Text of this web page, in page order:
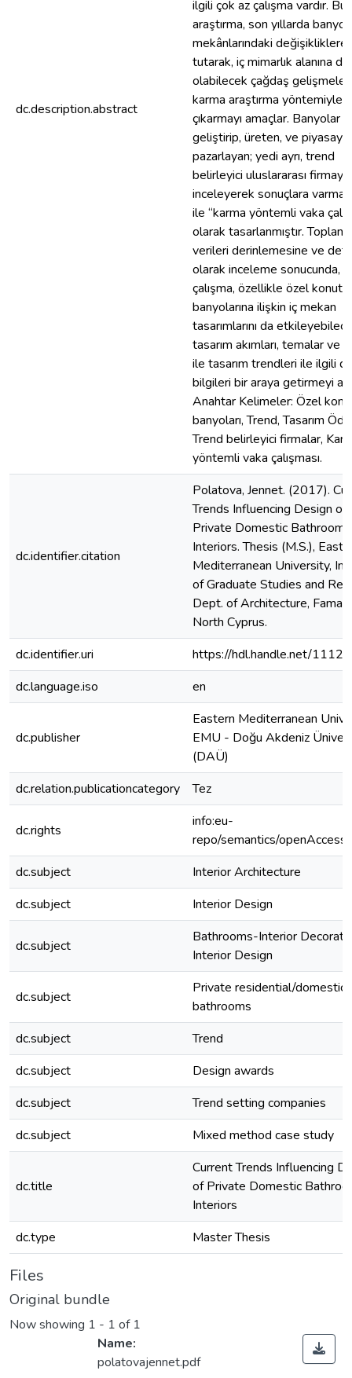
dc.description.abstract
ilgili çok az çalışma vardır. Bu
araştırma, son yıllarda banyo
mekânlarındaki değişikliklere
tutarak, iç mimarlık alanına
olabilecek çağdaş gelişmeleri
karma araştırma yöntemiyle
çıkarmayı amaçlar. Banyolar
geliştirip, üreten, ve piyasaya
pazarlayan; yedi ayrı, trend
belirleyici uluslararası firmayı
inceleyerek sonuçlara varma
ile “karma yöntemli vaka
olarak tasarlanmıştır.
verileri derinlemesine ve
olarak inceleme sonucunda,
çalışma, özellikle özel konut
banyolarına ilişkin iç mekan
tasarımlarını da
tasarım akımları, temalar ve
ile tasarım trendleri ile ilgili
bilgileri bir araya getirmeyi
Anahtar Kelimeler: Özel
banyoları, Trend, Tasarım
Trend belirleyici firmalar,
yöntemli vaka çalışması.
dc.identifier.citation
Polatova, Jennet. (2017).
Trends Influencing Design of
Private Domestic Bathroom
Interiors. Thesis (M.S.),
Mediterranean University,
of Graduate Studies and
Dept. of Architecture,
North Cyprus.
dc.identifier.uri
https://hdl.handle.net/
dc.language.iso
en
dc.publisher
Eastern Mediterranean
EMU - Doğu Akdeniz
(DAÜ)
dc.relation.publicationcategory
Tez
dc.rights
info:eu-
repo/semantics/openAccess
dc.subject
Interior Architecture
dc.subject
Interior Design
dc.subject
Bathrooms-Interior
Interior Design
dc.subject
Private residential/domestic
bathrooms
dc.subject
Trend
dc.subject
Design awards
dc.subject
Trend setting companies
dc.subject
Mixed method case study
dc.title
Current Trends Influencing
of Private Domestic
Interiors
dc.type
Master Thesis
Files
Original bundle
Now showing 1 - 1 of 1
Name:
polatovajennet.pdf